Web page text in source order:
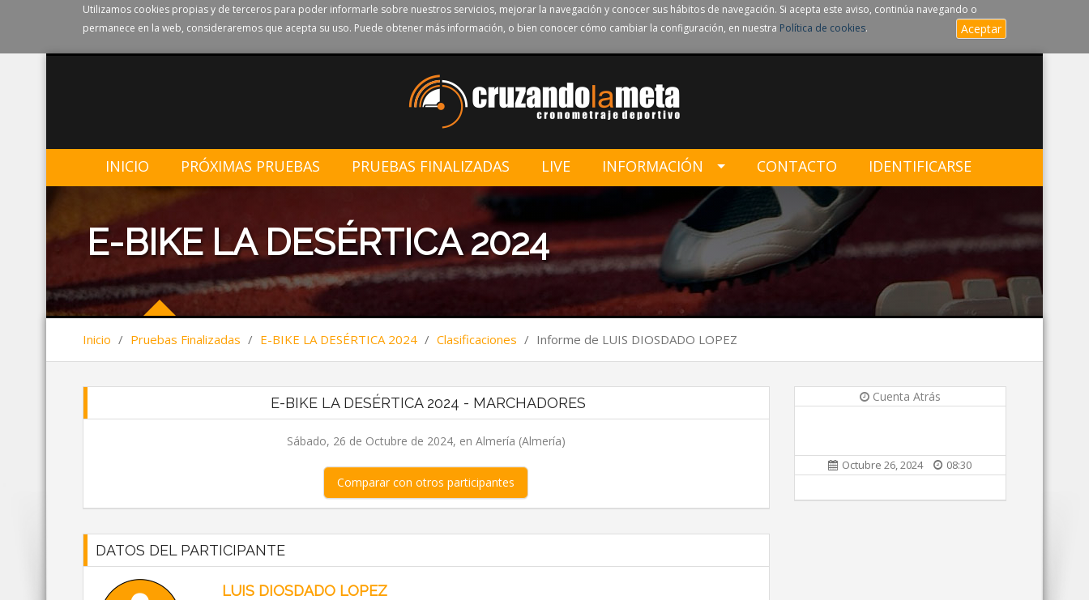
Utilizamos cookies propias y de terceros para poder informarle sobre nuestros servicios, mejorar la navegación y conocer sus hábitos de navegación. Si acepta este aviso, continúa navegando o
permanece en la web, consideraremos que acepta su uso. Puede obtener más información, o bien conocer cómo cambiar la configuración, en nuestra Política de cookies. Aceptar
INICIO PRÓXIMAS PRUEBAS PRUEBAS FINALIZADAS LIVE INFORMACIÓN CONTACTO IDENTIFICARSE
E-BIKE LA DESÉRTICA 2024
Inicio / Pruebas Finalizadas / E-BIKE LA DESÉRTICA 2024 / Clasificaciones / Informe de LUIS DIOSDADO LOPEZ
E-BIKE LA DESÉRTICA 2024 - MARCHADORES
Sábado, 26 de Octubre de 2024, en Almería (Almería)
Comparar con otros participantes
DATOS DEL PARTICIPANTE
LUIS DIOSDADO LOPEZ
Cuenta Atrás
Octubre 26, 2024 08:30